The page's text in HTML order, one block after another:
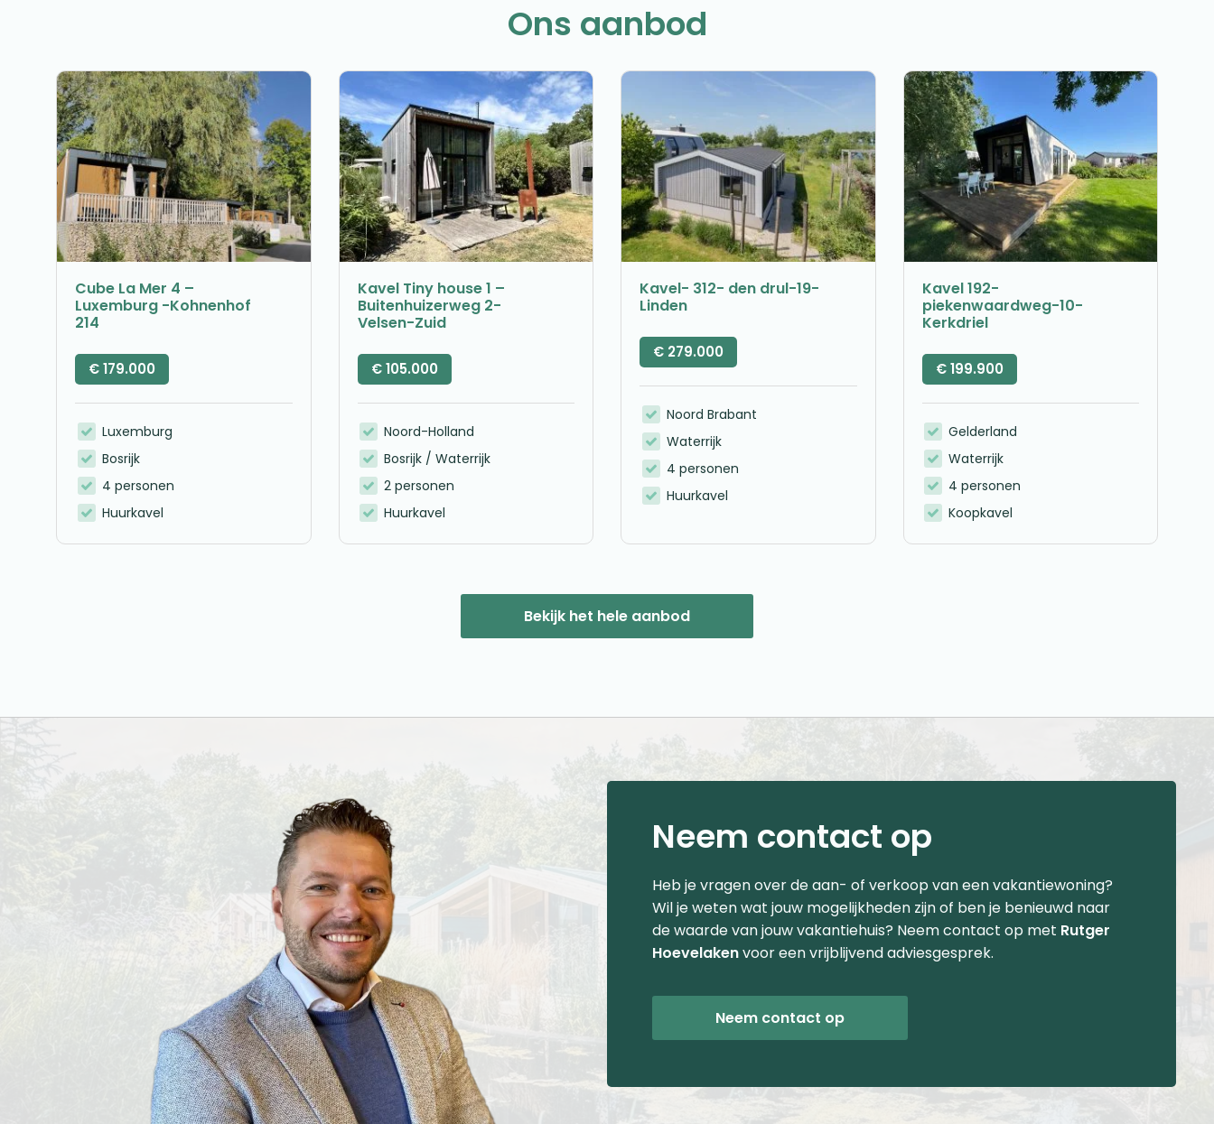
Ons aanbod
Cube La Mer 4 –
Luxemburg -Kohnenhof
214
€179.000
Luxemburg
Bosrijk
4 personen
Huurkavel
Kavel Tiny house 1 –
Buitenhuizerweg 2-
Velsen-Zuid
€105.000
Noord-Holland
Bosrijk / Waterrijk
2 personen
Huurkavel
Kavel- 312- den drul-19-
Linden
€ 279.000
Noord Brabant
Waterrijk
4 personen
Huurkavel
Kavel 192-
piekenwaardweg-10-
Kerkdriel
€199.900
Gelderland
Waterrijk
4 personen
Koopkavel
Bekijk het hele aanbod
Neem contact op
Heb je vragen over de aan- of verkoop van een vakantiewoning?
Wil je weten wat jouw mogelijkheden zijn of ben je benieuwd naar
de waarde van jouw vakantiehuis? Neem contact op met Rutger
Hoevelakenvoor een vrijblijvend adviesgesprek.
Neem contact op